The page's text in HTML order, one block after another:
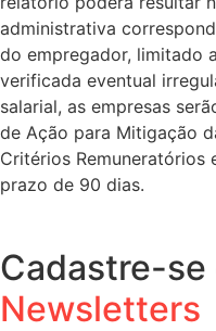
administrativa
do empregador, limitado
verificada eventual
salarial, as empresas
de Ação para Mitigação
Critérios Remuneratórios
prazo de 90 dias.
Cadastre-se
Newsletters